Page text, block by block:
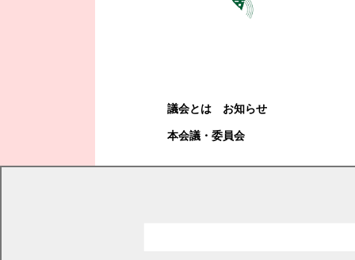
議会とは
お知らせ
本会議・委員会